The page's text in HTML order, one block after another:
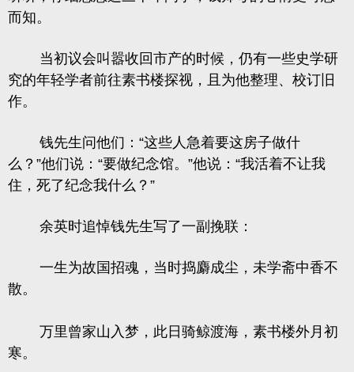
而知。
当初议会叫嚣收回市产的时候，仍有一些史学研
究的年轻学者前往素书楼探视，且为他整理、校订旧
作。
钱先生问他们：“这些人急着要这房子做什
么？”他们说：“要做纪念馆。”他说：“我活着不让我
住，死了纪念我什么？”
余英时追悼钱先生写了一副挽联：
一生为故国招魂，当时捣麝成尘，未学斋中香不
散。
万里曾家山入梦，此日骑鲸渡海，素书楼外月初
寒。